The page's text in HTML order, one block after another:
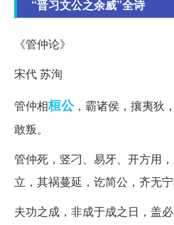
“晋习文公之余威”全诗
《管仲论》
宋代 苏洵
管仲相桓公，霸诸侯，攘夷狄
敢叛。
管仲死，竖刁、易牙、开方用
立，其祸蔓延，讫简公，齐无宁
夫功之成，非成于成之日，盖